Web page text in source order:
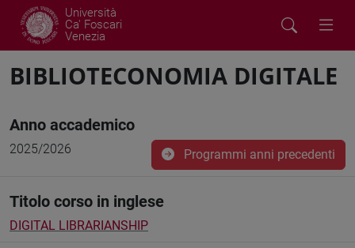
Università
Ca' Foscari
Venezia
BIBLIOTECONOMIA DIGITALE
Anno accademico
2025/2026 Programmi anni precedenti
Titolo corso in inglese
DIGITAL LIBRARIANSHIP